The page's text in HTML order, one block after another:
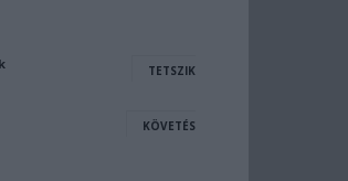
TETSZIK
KÖVETÉS